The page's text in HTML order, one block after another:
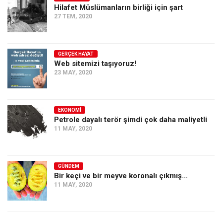
Hilafet Müslümanların birliği için şart
27 TEM, 2020
GERÇEK HAYAT
Web sitemizi taşıyoruz!
23 MAY, 2020
EKONOMI
Petrole dayalı terör şimdi çok daha maliyetli
11 MAY, 2020
GÜNDEM
Bir keçi ve bir meyve koronalı çıkmış…
11 MAY, 2020